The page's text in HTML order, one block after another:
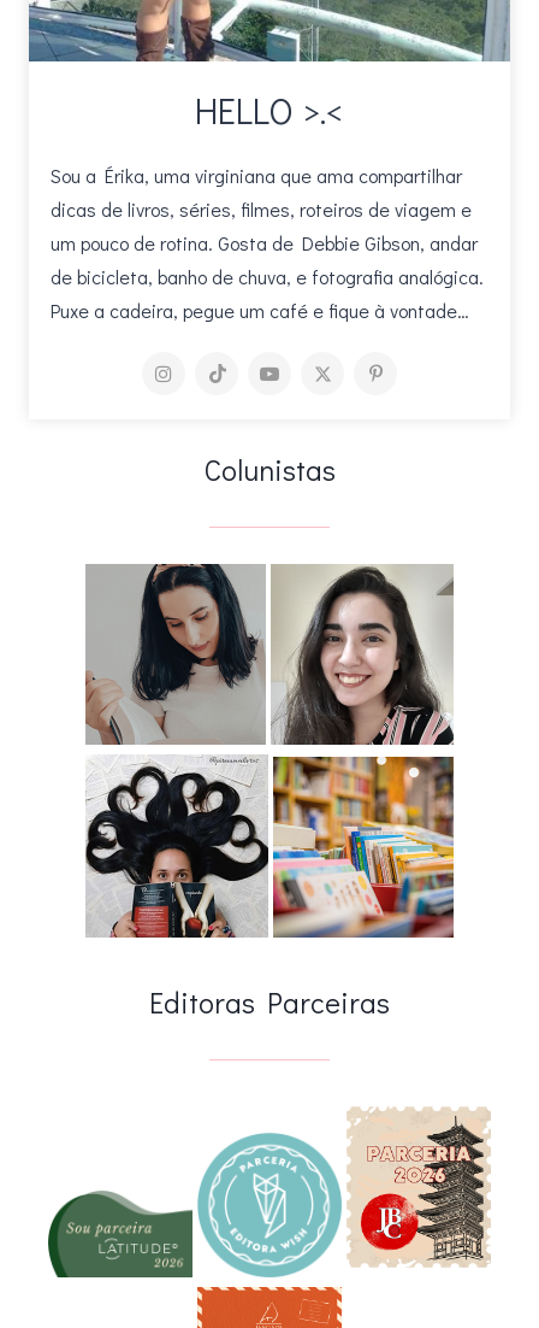
HELLO >.<
Sou a Érika, uma virginiana que ama compartilhar
dicas de livros, séries, filmes, roteiros de viagem e
um pouco de rotina. Gosta de Debbie Gibson, andar
de bicicleta, banho de chuva, e fotografia analógica.
Puxe a cadeira, pegue um café e fique à vontade…
Colunistas
Editoras Parceiras